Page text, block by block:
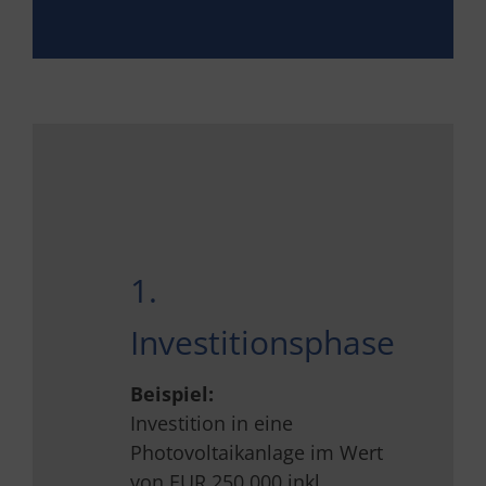
1.
Investitionsphase
Beispiel:
Investition in eine
Photovoltaikanlage im Wert